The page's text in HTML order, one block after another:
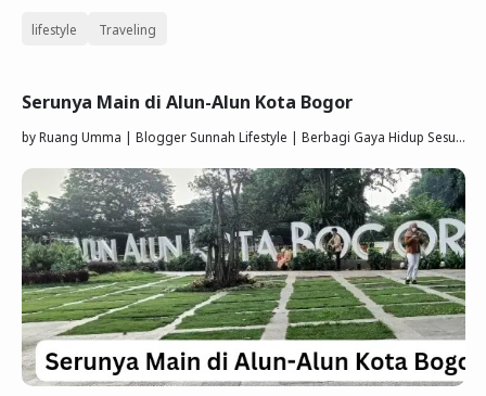
lifestyle Traveling
Serunya Main di Alun-Alun Kota Bogor
byRuang Umma | Blogger Sunnah Lifestyle | Berbagi Gaya Hidup Sesuai Quran Sunnah